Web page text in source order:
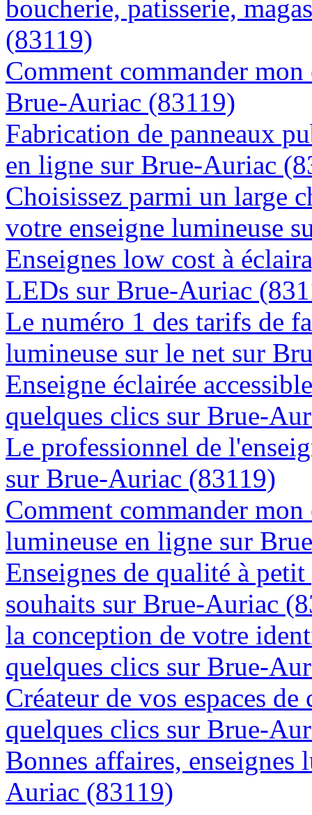
boucherie, patisserie,
(83119)
Comment commander
Brue-Auriac (83119)
Fabrication de panneaux
en ligne sur Brue-Auriac
Choisissez parmi un large
votre enseigne lumineuse
Enseignes low cost à
LEDs sur Brue-Auriac
Le numéro 1 des tarifs de
lumineuse sur le net sur
Enseigne éclairée
quelques clics sur Brue-
Le professionnel de
sur Brue-Auriac (83119)
Comment commander
lumineuse en ligne sur
Enseignes de qualité à
souhaits sur Brue-Auriac
la conception de votre
quelques clics sur Brue-
Créateur de vos espaces
quelques clics sur Brue-
Bonnes affaires, enseignes
Auriac (83119)